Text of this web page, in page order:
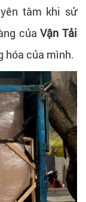
tâm khi sử
củaVận Tải
hóa của mình.